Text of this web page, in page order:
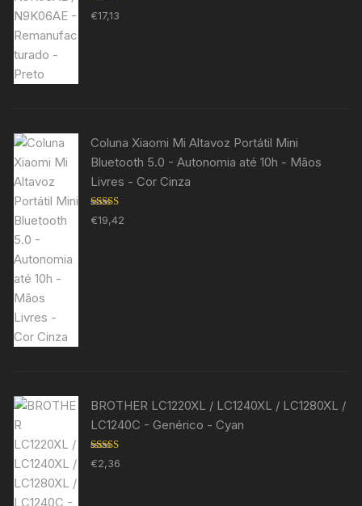
Avaliação
5.00 de 5
€17,13
Coluna Xiaomi Mi Altavoz Portátil Mini
Bluetooth 5.0 - Autonomia até 10h - Mãos
Livres - Cor Cinza
Avaliação
5.00de 5
€19,42
BROTHER LC1220XL / LC1240XL / LC1280XL /
LC1240C - Genérico - Cyan
Avaliação
5.00de 5
€2,36